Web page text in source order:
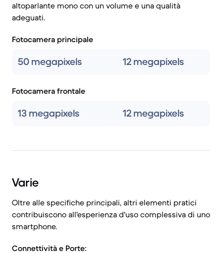
altoparlante mono con un volume e una qualità
adeguati.
Fotocamera principale
50 megapixels 12 megapixels
Fotocamera frontale
13 megapixels 12 megapixels
Varie
Oltre alle specifiche principali, altri elementi pratici
contribuiscono all'esperienza d'uso complessiva di uno
smartphone.
Connettività e Porte: